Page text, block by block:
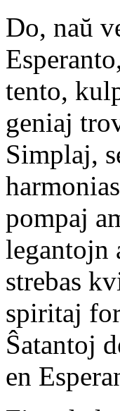
Do, naŭ
tento,
geniaj
Simplaj,
pompaj
legantojn
strebas
spiritaj
Ŝatantoj
en